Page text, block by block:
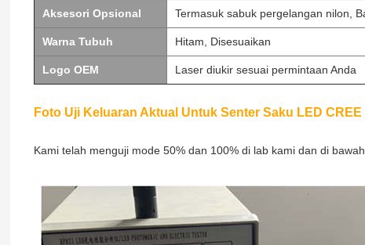
Aksesori Opsional Termasuk sabuk pergelangan nilon,
Warna Tubuh Hitam, Disesuaikan
Logo OEM Laser diukir sesuai permintaan Anda
Foto Uji Keluaran Aktual Untuk Senter Saku LED CREE
Kami telah menguji mode 50% dan 100% di lab kami dan di